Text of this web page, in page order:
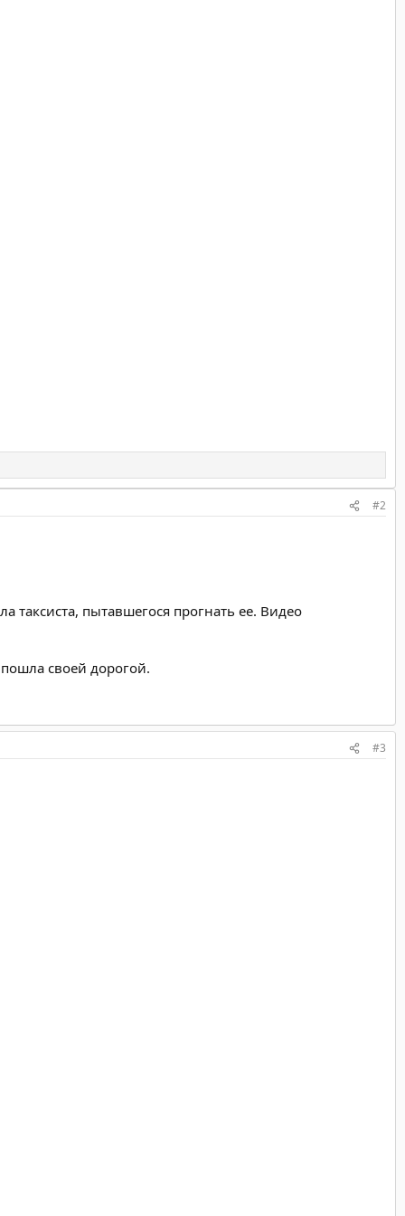
#2
таксиста, пытавшегося прогнать ее. Видео
своей дорогой.
#3